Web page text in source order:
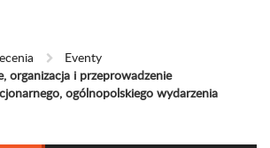
Eventy
organizacja i przeprowadzenie
ogólnopolskiego wydarzenia